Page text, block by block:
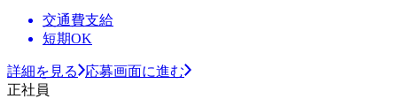
交通費支給
短期OK
詳細を見る
応募画面に進む
正社員